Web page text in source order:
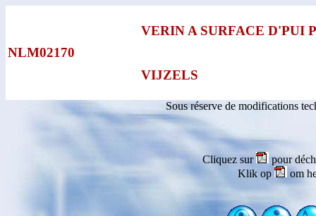
NLM02170
VERIN A SURFACE D'PUI
VIJZELS
Sous réserve de modifications
Cliquez sur
pour
Klik op
om